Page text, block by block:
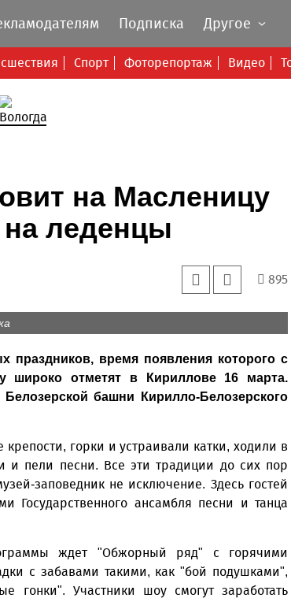
Спорт Фоторепортаж Видео
Подписка Другое
на Масленицу
леденцы
895
время появления которого с
широко отметят в Кириллове 16 марта.
башни Кирилло-Белозерского
горки и устраивали катки, ходили в
и пели песни. Все эти традиции до сих пор
заповедник не исключение. Здесь гостей
Государственного ансамбля песни и танца
ждет "Обжорный ряд" с горячими
с забавами такими, как "бой подушками",
гонки". Участники шоу смогут заработать